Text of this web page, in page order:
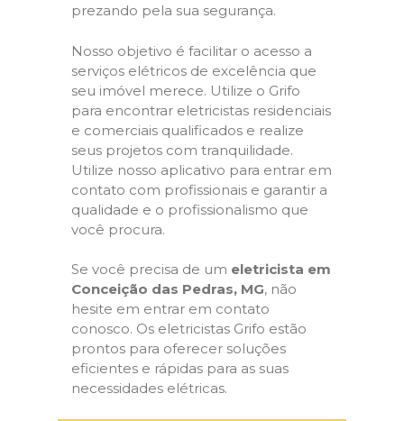
prezando pela sua segurança.
Nosso objetivo é facilitar o acesso a
serviços elétricos de excelência que
seu imóvel merece. Utilize o Grifo
para encontrar eletricistas residenciais
e comerciais qualificados e realize
seus projetos com tranquilidade.
Utilize nosso aplicativo para entrar em
contato com profissionais e garantir a
qualidade e o profissionalismo que
você procura.
Se você precisa de um eletricista em
Conceição das Pedras, MG, não
hesite em entrar em contato
conosco. Os eletricistas Grifo estão
prontos para oferecer soluções
eficientes e rápidas para as suas
necessidades elétricas.